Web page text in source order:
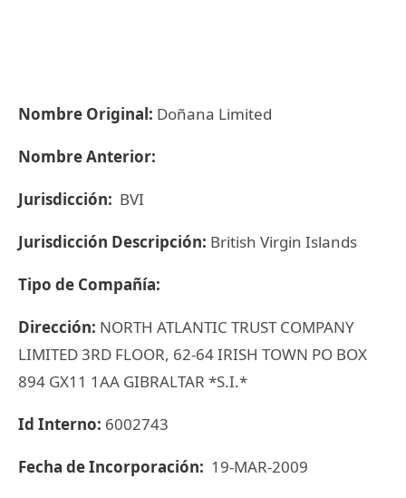
Nombre Original: Doñana Limited
Nombre Anterior:
Jurisdicción: BVI
Jurisdicción Descripción: British Virgin Islands
Tipo de Compañía:
Dirección: NORTH ATLANTIC TRUST COMPANY
LIMITED 3RD FLOOR, 62-64 IRISH TOWN PO BOX
894 GX11 1AA GIBRALTAR *S.I.*
Id Interno: 6002743
Fecha de Incorporación: 19-MAR-2009